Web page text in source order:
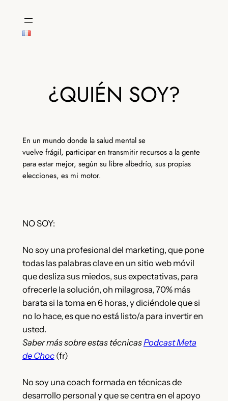
contenido
¿QUIÉN SOY?
En un mundo donde la salud mental se
vuelve frágil, participar en transmitir recursos a la gente
para estar mejor, según su libre albedrío, sus propias
elecciones, es mi motor.
NO SOY:
No soy una profesional del marketing, que pone
todas las palabras clave en un sitio web móvil
que desliza sus miedos, sus expectativas, para
ofrecerle la solución, oh milagrosa, 70% más
barata si la toma en 6 horas, y diciéndole que si
no lo hace, es que no está listo/a para invertir en
usted.
Saber más sobre estas técnicasPodcast Meta
de Choc(fr)
No soy una coach formada en técnicas de
desarrollo personal y que se centra en el apoyo